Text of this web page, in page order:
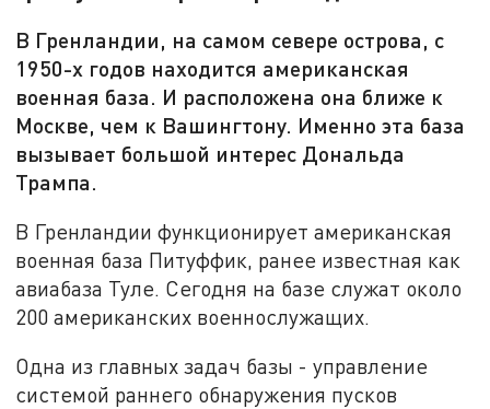
В Гренландии, на самом севере острова, с
1950-х годов находится американская
военная база. И расположена она ближе к
Москве, чем к Вашингтону. Именно эта база
вызывает большой интерес Дональда
Трампа.
В Гренландии функционирует американская
военная база Питуффик, ранее известная как
авиабаза Туле. Сегодня на базе служат около
200 американских военнослужащих.
Одна из главных задач базы - управление
системой раннего обнаружения пусков